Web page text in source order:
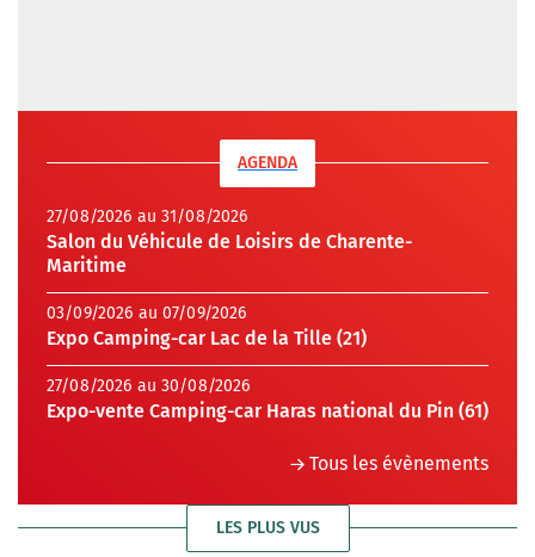
AGENDA
27/08/2026 au 31/08/2026
Salon du Véhicule de Loisirs de Charente-
Maritime
03/09/2026 au 07/09/2026
Expo Camping-car Lac de la Tille (21)
27/08/2026 au 30/08/2026
Expo-vente Camping-car Haras national du Pin (61)
Tous les évènements
LES PLUS VUS